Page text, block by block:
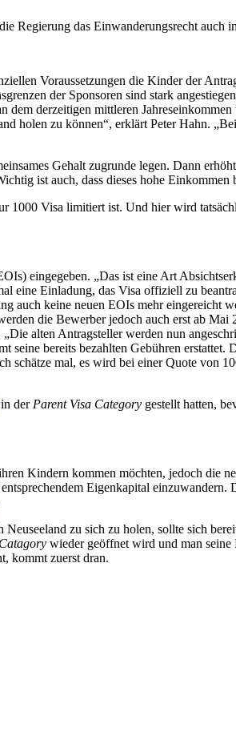
Regierung das Einwanderungsrecht auch
Voraussetzungen die Kinder der
der Sponsoren sind stark
dem derzeitigen mittleren
holen zu können“, erklärt Peter Hahn.
Gehalt zugrunde legen. Dann
ist auch, dass dieses hohe Einkommen
1000 Visa limitiert ist. Und hier wird
eingegeben. „Das ist eine Art
eine Einladung, das Visa offiziell zu
auch keine neuen EOIs mehr
die Bewerber jedoch auch erst ab
alten Antragsteller werden nun
seine bereits bezahlten Gebühren
schätze mal, es wird bei einer Quote von
in der Parent Visa Category gestellt hatten,
Kindern kommen möchten, jedoch die
Eigenkapital einzuwandern.
Neuseeland zu sich zu holen, sollte sich
wieder geöffnet wird und man
kommt zuerst dran.